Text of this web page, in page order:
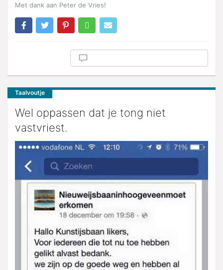
Met dank aan Peter de Vries!
Taalvoutje
Wel oppassen dat je tong niet
vastvriest.